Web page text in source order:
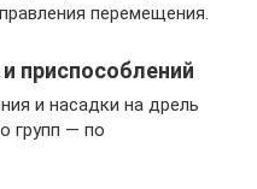
перемещения.
приспособлений
и насадки на дрель
групп — по